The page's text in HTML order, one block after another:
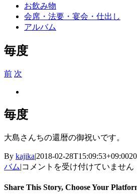
お飲み物
会席・法要・宴会・仕出し
アルバム
毎度
前 次
Image
毎度
大島さんちの還暦の御祝いです。
By kajika|2018-02-28T15:09:53+09:00
バム|毎
は
コメントを受け付けていません
Share This Story, Choose Your